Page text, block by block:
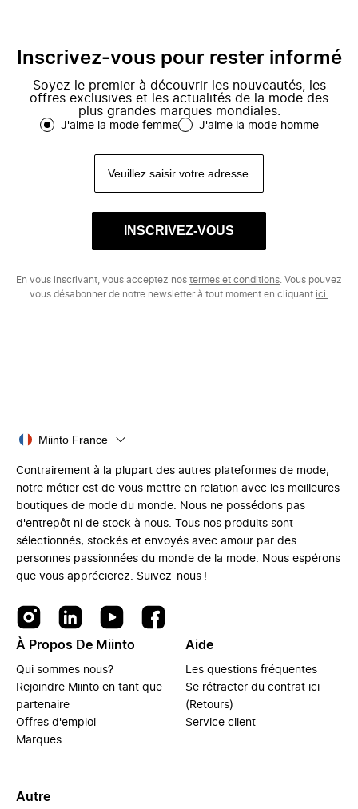
Inscrivez-vous pour rester informé
Soyez le premier à découvrir les nouveautés, les
offres exclusives et les actualités de la mode des
plus grandes marques mondiales.
J'aime la mode femme J'aime la mode homme
INSCRIVEZ-VOUS
En vous inscrivant, vous acceptez nos termes et conditions . Vous pouvez
vous désabonner de notre newsletter à tout moment en cliquant ici.
Miinto France
Contrairement à la plupart des autres plateformes de mode,
notre métier est de vous mettre en relation avec les meilleures
boutiques de mode du monde. Nous ne possédons pas
d'entrepôt ni de stock à nous. Tous nos produits sont
sélectionnés, stockés et envoyés avec amour par des
personnes passionnées du monde de la mode. Nous espérons
que vous apprécierez. Suivez-nous !
À Propos De Miinto
Qui sommes nous?
Rejoindre Miinto en tant que
partenaire
Offres d'emploi
Marques
Aide
Les questions fréquentes
Se rétracter du contrat ici
(Retours)
Service client
Autre